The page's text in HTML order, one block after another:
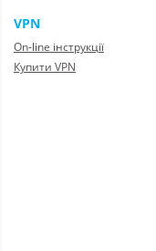
VPN
On-line інструкції
Купити VPN